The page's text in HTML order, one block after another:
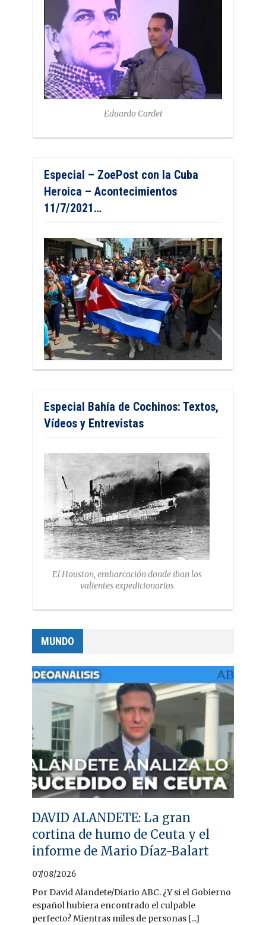
Eduardo Cardet
Especial – ZoePost con la Cuba
Heroica – Acontecimientos
11/7/2021…
Especial Bahía de Cochinos: Textos,
Vídeos y Entrevistas
El Houston, embarcación donde iban los
valientes expedicionarios
MUNDO
DAVID ALANDETE: La gran
cortina de humo de Ceuta y el
informe de Mario Díaz-Balart
07/08/2026
Por David Alandete/Diario ABC. ¿Y si el Gobierno
español hubiera encontrado el culpable
perfecto? Mientras miles de personas [...]